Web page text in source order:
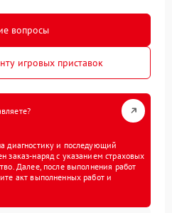
вопросы
игровых приставок
диагностику и последующий
заказ-наряд с указанием страховых
Далее, после выполнения работ
акт выполненных работ и